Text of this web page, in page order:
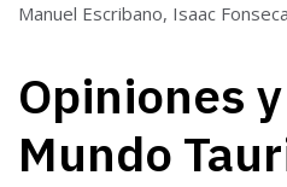
Manuel Escribano, Isaac
Opiniones
Mundo